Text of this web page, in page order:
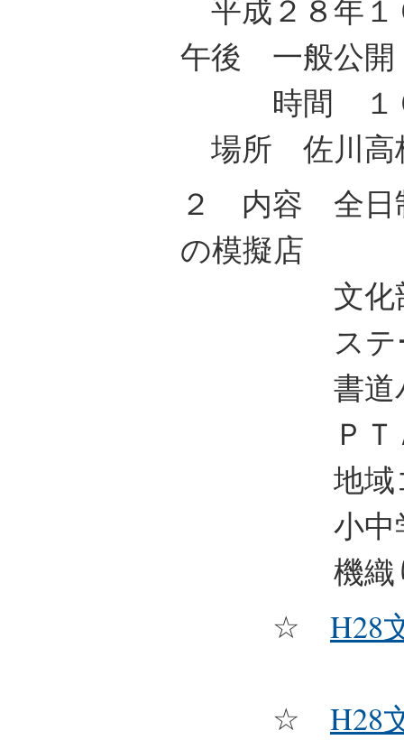
平成２８年１
午後 一般公開
時間 １０
場所 佐川高
２ 内容 全日
の模擬店
文化部活
ステー
書道パフ
ＰＴＡ
地域コ
小中学校
機織り
☆ H28
☆ H28